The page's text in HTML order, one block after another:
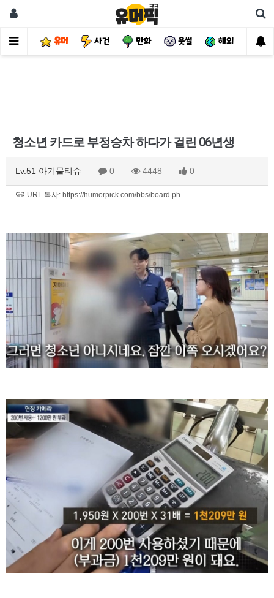
유머 사건 만화 웃썰 해외 핫
청소년 카드로 부정승차 하다가 걸린 06년생
Lv.51 아기물티슈 0 4448 0
URL 복사: https://humorpick.com/bbs/board.ph…